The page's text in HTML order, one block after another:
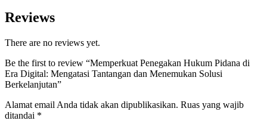
Reviews
There are no reviews yet.
Be the first to review “Memperkuat Penegakan Hukum Pidana di
Era Digital: Mengatasi Tantangan dan Menemukan Solusi
Berkelanjutan”
Alamat email Anda tidak akan dipublikasikan. Ruas yang wajib
ditandai *